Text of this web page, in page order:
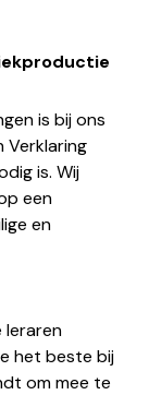
is bij ons
Verklaring
is. Wij
een
en
leraren
het beste bij
om mee te